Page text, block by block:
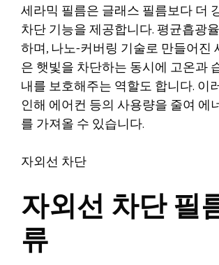
세라믹 필름은 글래스 필름보다 더
차단 기능을 제공합니다. 평균흡광
하며, 나노-커버링 기술로 만들어진
은 햇빛을 차단하는 동시에 고온과
내를 보호해주는 역할도 합니다. 이
인해 에어컨 등의 사용량을 줄여 에
를 가져올 수 있습니다.
자외선 차단
자외선 차단 필
류